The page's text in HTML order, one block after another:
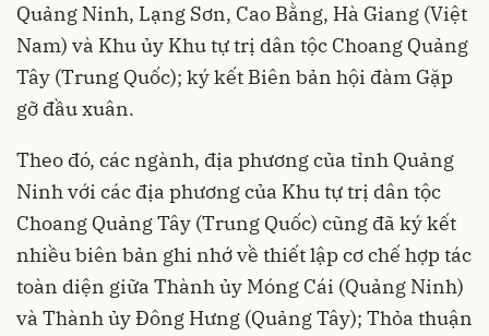
Quảng Ninh, Lạng Sơn, Cao Bằng, Hà Giang (Việt
Nam) và Khu ủy Khu tự trị dân tộc Choang Quảng
Tây (Trung Quốc); ký kết Biên bản hội đàm Gặp
gỡ đầu xuân.
Theo đó, các ngành, địa phương của tỉnh Quảng
Ninh với các địa phương của Khu tự trị dân tộc
Choang Quảng Tây (Trung Quốc) cũng đã ký kết
nhiều biên bản ghi nhớ về thiết lập cơ chế hợp tác
toàn diện giữa Thành ủy Móng Cái (Quảng Ninh)
và Thành ủy Đông Hưng (Quảng Tây); Thỏa thuận